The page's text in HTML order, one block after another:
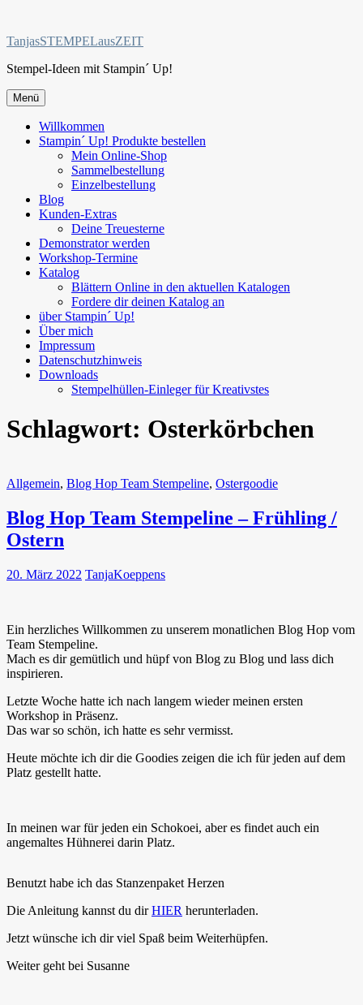
springen
TanjasSTEMPELausZEIT
Stempel-Ideen mit Stampin´ Up!
Menü
Willkommen
Stampin´ Up! Produkte bestellen
Mein Online-Shop
Sammelbestellung
Einzelbestellung
Blog
Kunden-Extras
Deine Treuesterne
Demonstrator werden
Workshop-Termine
Katalog
Blättern Online in den aktuellen Katalogen
Fordere dir deinen Katalog an
über Stampin´ Up!
Über mich
Impressum
Datenschutzhinweis
Downloads
Stempelhüllen-Einleger für Kreativstes
Schlagwort: Osterkörbchen
Allgemein, Blog Hop Team Stempeline, Ostergoodie
Blog Hop Team Stempeline – Frühling /
Ostern
20. März 2022 TanjaKoeppens
Ein herzliches Willkommen zu unserem monatlichen Blog Hop vom
Team Stempeline.
Mach es dir gemütlich und hüpf von Blog zu Blog und lass dich
inspirieren.
Letzte Woche hatte ich nach langem wieder meinen ersten
Workshop in Präsenz.
Das war so schön, ich hatte es sehr vermisst.
Heute möchte ich dir die Goodies zeigen die ich für jeden auf dem
Platz gestellt hatte.
In meinen war für jeden ein Schokoei, aber es findet auch ein
angemaltes Hühnerei darin Platz.
Benutzt habe ich das Stanzenpaket Herzen
Die Anleitung kannst du dirHIER herunterladen.
Jetzt wünsche ich dir viel Spaß beim Weiterhüpfen.
Weiter geht bei Susanne